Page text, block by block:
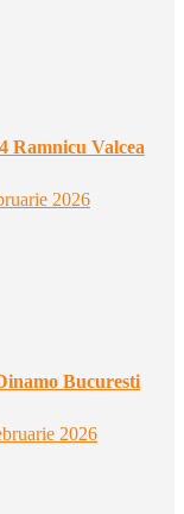
Ramnicu Valcea
2026
Bucuresti
2026